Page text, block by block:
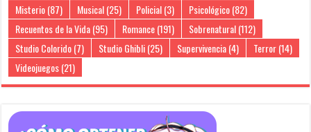
Misterio(87) Musical(25) Policial(3) Psicológico(82)
Recuentos de la Vida(95) Romance(191) Sobrenatural(112)
Studio Colorido(7) Studio Ghibli(25) Supervivencia(4) Terror(14)
Videojuegos(21)